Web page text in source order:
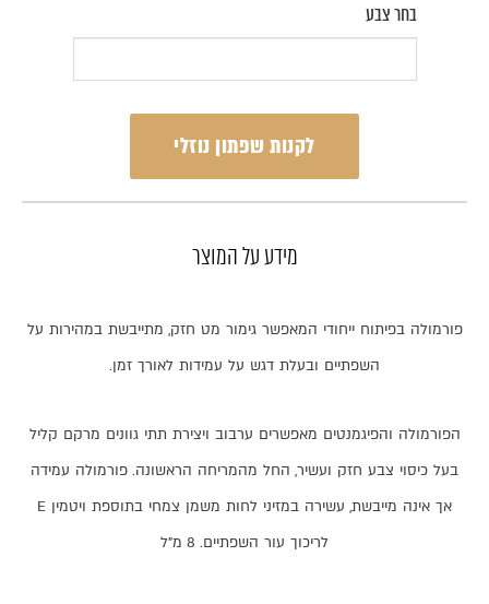
בחר צבע
לקנות שפתון נוזלי
מידע על המוצר
פורמולה בפיתוח ייחודי המאפשר גימור מט חזק, מתייבשת במהירות על
השפתיים ובעלת דגש על עמידות לאורך זמן.
הפורמולה והפיגמנטים מאפשרים ערבוב ויצירת תתי גוונים מרקם קליל
בעל כיסוי צבע חזק ועשיר, החל מהמריחה הראשונה. פורמולה עמידה
אך אינה מייבשת, עשירה במזיני לחות משמן צמחי בתוספת ויטמין E
לריכוך עור השפתיים. 8 מ"ל